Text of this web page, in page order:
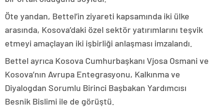
Öte yandan, Bettel’in ziyareti kapsamında iki ülke
arasında, Kosova’daki özel sektör yatırımlarını teşvik
etmeyi amaçlayan iki işbirliği anlaşması imzalandı.
Bettel ayrıca Kosova Cumhurbaşkanı Vjosa Osmani ve
Kosova’nın Avrupa Entegrasyonu, Kalkınma ve
Diyalogdan Sorumlu Birinci Başbakan Yardımcısı
Besnik Bislimi ile de görüştü.